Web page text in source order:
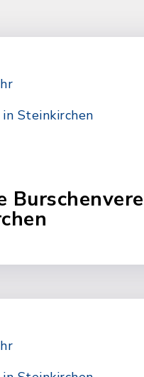
Steinkirchen